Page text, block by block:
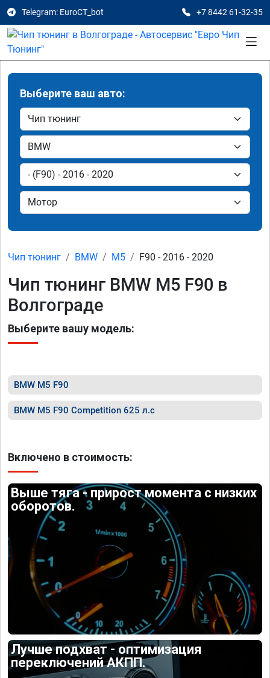
Telegram: EuroCT_bot +7 8442 61-32-35
Выберите ваш авто:
Чип тюнинг BMW M5 F90 - 2016 - 2020
Чип тюнинг BMW M5 F90 в
Волгограде
Выберите вашу модель:
BMW M5 F90
BMW M5 F90 Competition 625 л.с
Включено в стоимость:
Выше тяга - прирост момента с низких
оборотов.
Лучше подхват - оптимизация
переключений АКПП.